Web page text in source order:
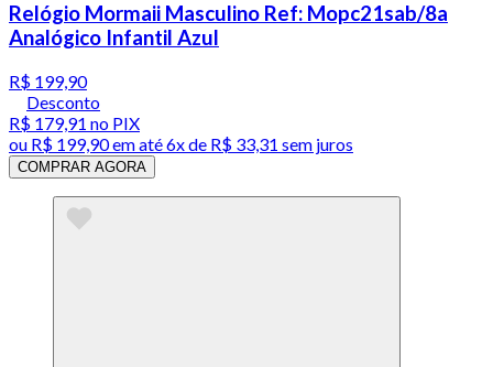
Relógio Mormaii Masculino Ref: Mopc21sab/8a
Analógico Infantil Azul
R$ 199,90
Desconto
R$ 179,91 no PIX
ou R$ 199,90em até6x de R$ 33,31 sem juros
COMPRAR AGORA